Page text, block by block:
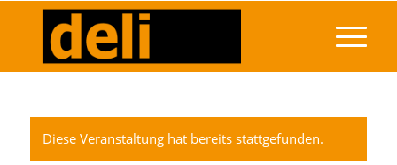
Diese Veranstaltung hat bereits stattgefunden.